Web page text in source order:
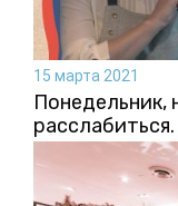
15 марта 2021
Понедельник,
расслабиться.